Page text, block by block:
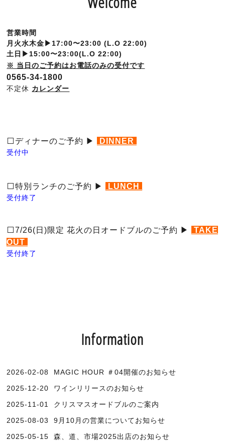
営業時間
月火水木金▶︎17:00〜23:00 (L.O 22:00)
土日▶︎15:00〜23:00(L.O 22:00)
※ 当日のご予約はお電話のみの受付です
0565-34-1800
不定休 カレンダー
⬜️ディナーのご予約 ▶︎ DINNER
受付中
⬜️特別ランチのご予約 ▶︎ LUNCH
受付終了
⬜️7/26(日)限定 花火の日オードブルのご予約 ▶︎
TAKE
OUT
受付終了
Information
2026-02-08
MAGIC HOUR ＃04開催のお知らせ
2025-12-20
ワインリリースのお知らせ
2025-11-01
クリスマスオードブルのご案内
2025-08-03
9月10月の営業についてお知らせ
2025-05-15
森、道、市場2025出店のお知らせ